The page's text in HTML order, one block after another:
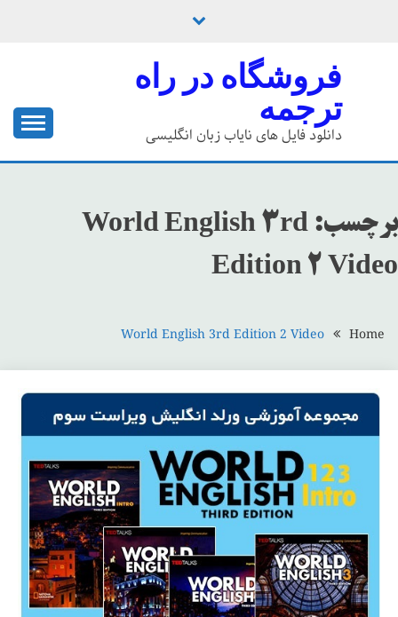
فروشگاه در راه
ترجمه
دانلود فایل های نایاب زبان انگلیسی
برچسب: World English 3rd
Edition 2 Video
Home
World English 3rd Edition 2 Video